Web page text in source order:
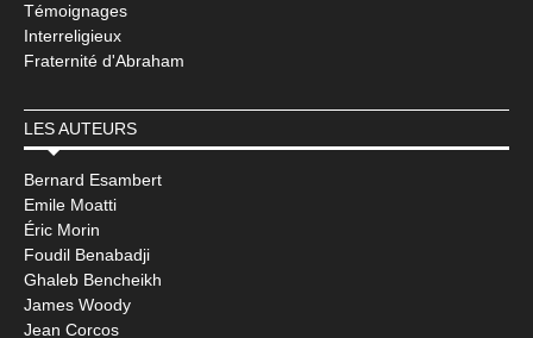
Témoignages
Interreligieux
Fraternité d'Abraham
LES AUTEURS
Bernard Esambert
Emile Moatti
Éric Morin
Foudil Benabadji
Ghaleb Bencheikh
James Woody
Jean Corcos